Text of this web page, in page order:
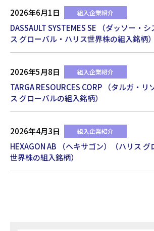
2026年6月1日 組入企業紹介
DASSAULT SYSTEMES SE （ダッソー・
ス グローバル・ハリス世界株の組入銘柄）
2026年5月8日 組入企業紹介
TARGA RESOURCES CORP （タルガ・リ
ス グローバルの組入銘柄）
2026年4月3日 組入企業紹介
HEXAGON AB （ヘキサゴン）（ハリス
世界株の組入銘柄）